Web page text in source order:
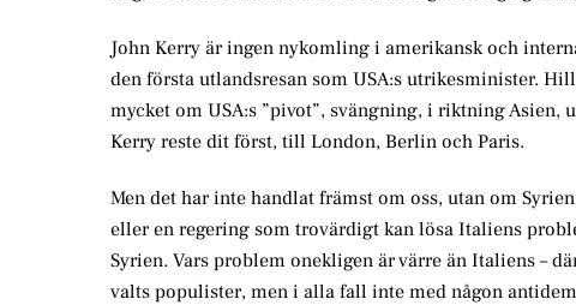
John Kerry är ingen nykomling i amerikansk och
den första utlandsresan som USA:s utrikesminister.
mycket om USA:s ”pivot”, svängning, i riktning
Kerry reste dit först, till London, Berlin och Paris.
Men det har inte handlat främst om oss, utan om
eller en regering som trovärdigt kan lösa Italiens
Syrien. Vars problem onekligen är värre än Italiens –
valts populister, men i alla fall inte med någon